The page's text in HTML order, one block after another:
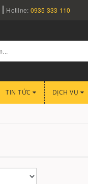
Hotline: 0935 333 110
TIN TỨC DỊCH VỤ